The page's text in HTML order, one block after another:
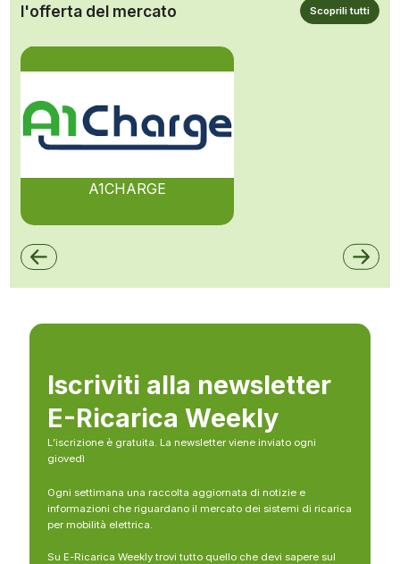
l'offerta del mercato Scoprili tutti
A1CHARGE
Iscriviti alla newsletter
E-Ricarica Weekly
L’iscrizione è gratuita. La newsletter viene inviato ogni
giovedì
Ogni settimana una raccolta aggiornata di notizie e
informazioni che riguardano il mercato dei sistemi di ricarica
per mobilità elettrica.
Su E-Ricarica Weekly trovi tutto quello che devi sapere sul